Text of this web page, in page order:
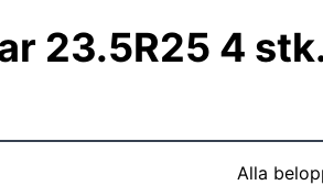
23.5R25 4
Alla